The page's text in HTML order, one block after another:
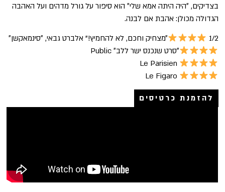
בצדיקים, ״היה היתה אמא שלי״ הוא סיפור על גורל מדהים ועל האהבה
הגדולה מכולן: אהבת אם לבנה.
1/2
״מצחיק וחכם, לא להחמיץ!" אלברט גבאי, ״סינמאקשן״
״סרט שנכנס ישר ללב״ Public
להזמנת כרטיסים